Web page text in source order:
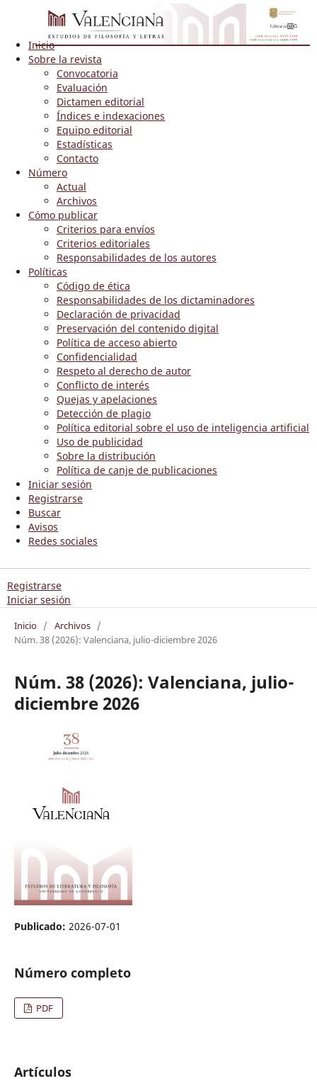
Inicio
Sobre la revista
Convocatoria
Evaluación
Dictamen editorial
Índices e indexaciones
Equipo editorial
Estadísticas
Contacto
Número
Actual
Archivos
Cómo publicar
Criterios para envíos
Criterios editoriales
Responsabilidades de los autores
Políticas
Código de ética
Responsabilidades de los dictaminadores
Declaración de privacidad
Preservación del contenido digital
Política de acceso abierto
Confidencialidad
Respeto al derecho de autor
Conflicto de interés
Quejas y apelaciones
Detección de plagio
Política editorial sobre el uso de inteligencia artificial
Uso de publicidad
Sobre la distribución
Política de canje de publicaciones
Iniciar sesión
Registrarse
Buscar
Avisos
Redes sociales
Registrarse
Iniciar sesión
Inicio / Archivos /
Núm. 38 (2026): Valenciana, julio-diciembre 2026
Núm. 38 (2026): Valenciana, julio-
diciembre 2026
Publicado: 2026-07-01
Número completo
PDF
Artículos